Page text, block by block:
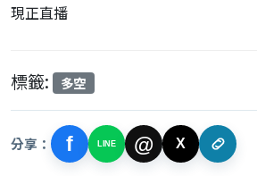
現正直播
標籤: 多空
分享： f LINE @ X